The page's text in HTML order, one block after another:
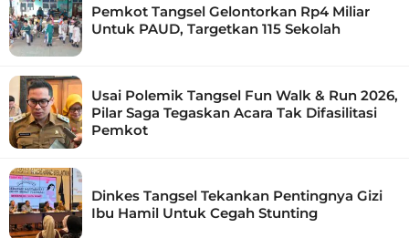
Pemkot Tangsel Gelontorkan Rp4 Miliar
Untuk PAUD, Targetkan 115 Sekolah
Usai Polemik Tangsel Fun Walk & Run 2026,
Pilar Saga Tegaskan Acara Tak Difasilitasi
Pemkot
Dinkes Tangsel Tekankan Pentingnya Gizi
Ibu Hamil Untuk Cegah Stunting